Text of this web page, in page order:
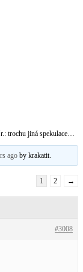
trochu jiná spekulace…
ago bykrakatit
1 2 →
#3008